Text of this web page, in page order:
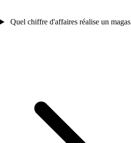
Quel chiffre d'affaires réalise un